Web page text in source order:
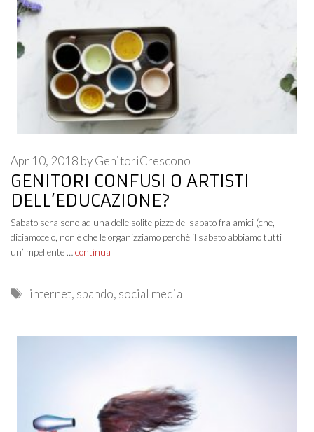
GENITORI CONFUSI O ARTISTI
DELL’EDUCAZIONE?
Apr 10, 2018 byGenitoriCrescono
Sabato sera sono ad una delle solite pizze del sabato fra amici (che,
diciamocelo, non è che le organizziamo perchè il sabato abbiamo tutti
un’impellente … continua
Tags
internet, sbando, social media